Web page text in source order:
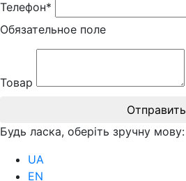
Телефон*
Обязательное поле
Товар
Отправить
Будь ласка, оберіть зручну мову:
UA
EN